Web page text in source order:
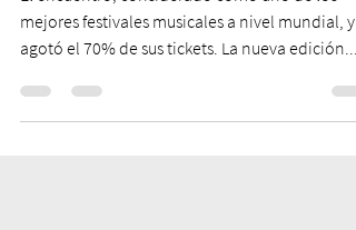
El encuentro, considerado como uno de los
mejores festivales musicales a nivel mundial, ya
agotó el 70% de sus tickets. La nueva edición...